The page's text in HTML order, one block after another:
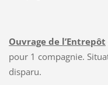
Ouvrage de l’Entrepôt
pour 1 compagnie.
disparu.